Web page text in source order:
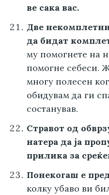
ве сака вас.
Две
да бидат
му помогнете на
помогне себеси.
многу полесен
обидувам да ги
состанував.
Стравот од
натера да ја
прилика за
Понекогаш е
колку убаво ви